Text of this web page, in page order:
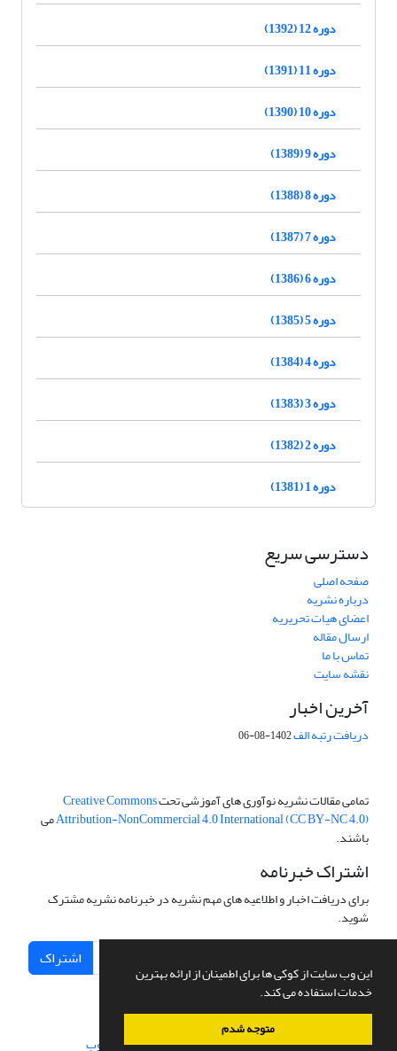
این وب سایت از کوکی ها برای اطمینان از ارائه بهترین
خدمات استفاده می کند.
متوجه شدم
دوره 12 (1392)
دوره 11 (1391)
دوره 10 (1390)
دوره 9 (1389)
دوره 8 (1388)
دوره 7 (1387)
دوره 6 (1386)
دوره 5 (1385)
دوره 4 (1384)
دوره 3 (1383)
دوره 2 (1382)
دوره 1 (1381)
دسترسی سریع
صفحه اصلی
درباره نشریه
اعضای هیات تحریریه
ارسال مقاله
تماس با ما
نقشه سایت
آخرین اخبار
دریافت رتبه الف1402-08-06
تمامی مقالات نشریه نوآوری های آموزشی تحتCreative Commons
Attribution-NonCommercial 4.0 International (CC BY-NC 4.0)می
باشند.
اشتراک خبرنامه
برای دریافت اخبار و اطلاعیه های مهم نشریه در خبرنامه نشریه مشترک
شوید.
اشتراک
سامانه مدیریت نشریات علمی.طراحی و پیاده سازی از سیناوب